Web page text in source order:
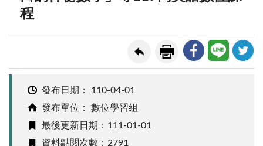
程
發布日期： 110-04-01
發布單位： 數位學習組
最後更新日期：111-01-01
資料點閱次數：2791